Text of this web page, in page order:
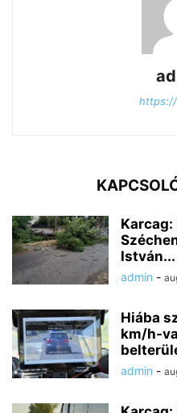
Karcag:
István...
admin -
Hiába
km/h-
admin -